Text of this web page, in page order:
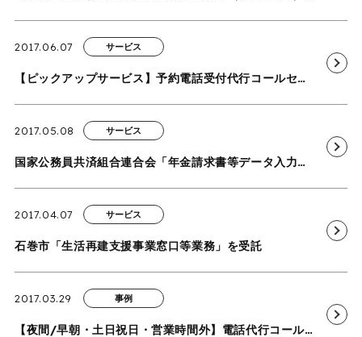
2017.06.07 サービス
【ピックアップサービス】予約電話受付代行コールセンター（委託/外注）
2017.05.08 サービス
国家公務員共済組合連合会「年金請求書等データ入力業務」を受託
2017.04.07 サービス
石巻市「生活再建支援事業窓口等業務」を受託
2017.03.29 事例
【夜間/早朝・土日祝日・営業時間外】電話代行コールセンターの導入事例を追加いたしました